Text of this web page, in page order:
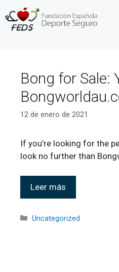
Bong for Sale:
12 de enero de 2021
If you’re looking for the
look no further than
Leer más
Uncategorized